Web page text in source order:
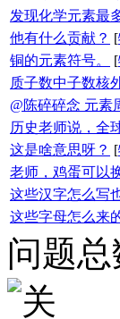
发现化学元素最
他有什么贡献？ [
铜的元素符号。
[
质子数中子数核
@陈碎碎念 元素
历史老师说，全
这是啥意思呀？ [
老师，鸡蛋可以
这些汉字怎么写
这些字母怎么来
问题